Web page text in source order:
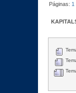
Páginas: 1